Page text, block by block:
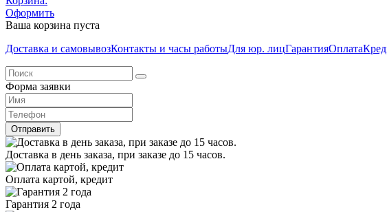
Оформить
Ваша корзина пуста
Доставка и самовывозКонтакты и часы работыДля юр. лицГарантияОплата
Форма заявки
Отправить
Доставка в день заказа, при заказе до 15 часов.
Оплата картой, кредит
Гарантия 2 года